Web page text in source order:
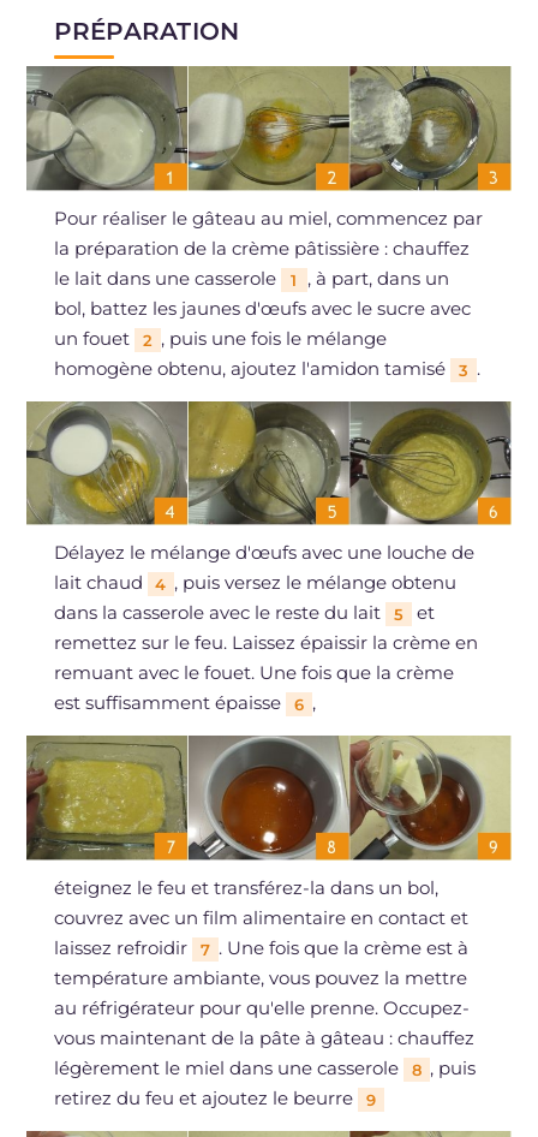
PRÉPARATION
Pour réaliser le gâteau au miel, commencez par
la préparation de la crème pâtissière : chauffez
le lait dans une casserole
1
, à part, dans un
bol, battez les jaunes d'œufs avec le sucre avec
un fouet
2 , puis une fois le mélange
homogène obtenu, ajoutez l'amidon tamisé
3 .
Délayez le mélange d'œufs avec une louche de
lait chaud
4 , puis versez le mélange obtenu
dans la casserole avec le reste du lait
5
et
remettez sur le feu. Laissez épaissir la crème en
remuant avec le fouet. Une fois que la crème
est suffisamment épaisse
6 ,
éteignez le feu et transférez-la dans un bol,
couvrez avec un film alimentaire en contact et
laissez refroidir
7 . Une fois que la crème est à
température ambiante, vous pouvez la mettre
au réfrigérateur pour qu'elle prenne. Occupez-
vous maintenant de la pâte à gâteau : chauffez
légèrement le miel dans une casserole
8 , puis
retirez du feu et ajoutez le beurre
9